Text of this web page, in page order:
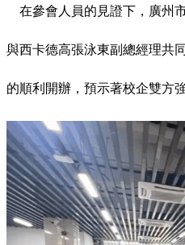
在參會人員的見證下，廣州
與西卡德高張泳東副總經理共
的順利開辦，預示著校企雙方